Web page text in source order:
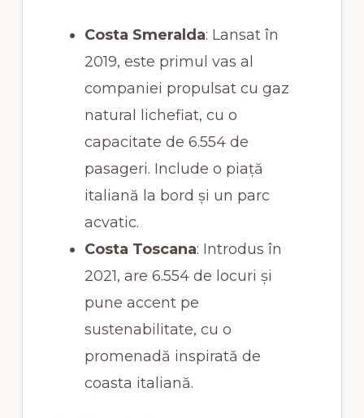
Costa Smeralda: Lansat în
2019, este primul vas al
companiei propulsat cu gaz
natural lichefiat, cu o
capacitate de 6.554 de
pasageri. Include o piață
italiană la bord și un parc
acvatic.
Costa Toscana: Introdus în
2021, are 6.554 de locuri și
pune accent pe
sustenabilitate, cu o
promenadă inspirată de
coasta italiană.